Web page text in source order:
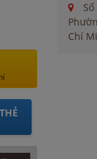
Chí